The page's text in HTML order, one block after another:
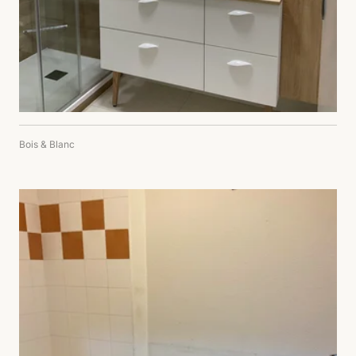
Bois & Blanc